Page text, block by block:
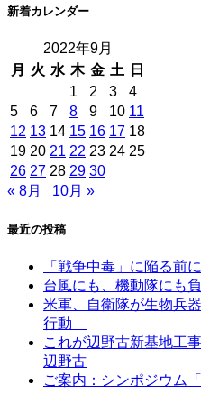
新着カレンダー
2022年9月
月
火 水 木 金 土 日
1
2 3
4
5
6 7 8 9 10 11
12 13 14 15 16 17 18
19 20 21 22 23 24 25
26 27 28 29 30
« 8月
10月 »
最近の投稿
「戦争中毒」に陥る前
台風にも、機動隊にも
米軍、自衛隊が生物兵
行動
これが辺野古新基地工
辺野古
ご案内：シンポジウム